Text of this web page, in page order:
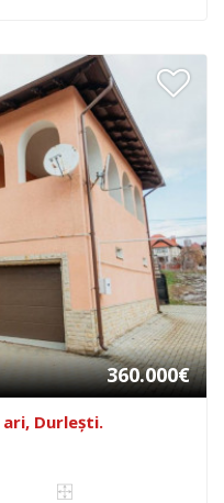
360.000€
ari, Durlești.